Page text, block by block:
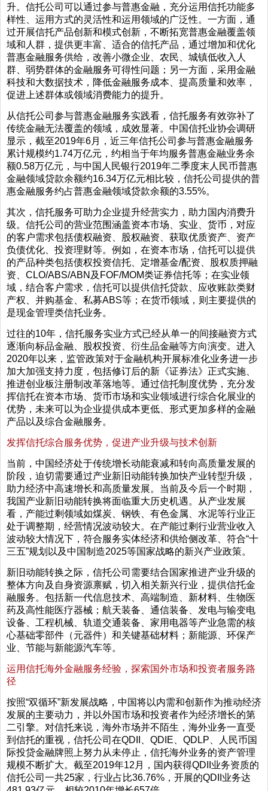
升。信托公司可以通过参与普惠金融，充分运用信托功能多
样性、运用方式的灵活性和运用领域的广泛性。一方面，通
过开展信托产品创新和模式创新，不断拓宽普惠金融覆盖领
域和人群，提供更丰富、适合的信托产品，通过增加和优化
普惠金融服务供给，改善小微企业、农民、城镇低收入人
群、弱势群体的金融服务可得性问题；另一方面，采用金融
科技和大数据技术，降低金融服务成本、提高质量和效率，
促进上述群体或领域消费能力的提升。
从信托公司参与普惠金融服务实践看，信托服务有效弥补了
传统金融无法覆盖的领域，成效显著。中国信托业协会调研
显示，截至2019年6月，近三年信托公司参与普惠金融服务
累计规模约1.74万亿元，约相当于年均服务普惠金融业务余
额0.58万亿元，与中国人民银行2019年二季度末人民币普惠
金融领域贷款余额约16.34万亿元相比较，信托公司提供的普
惠金融服务约占普惠金融领域贷款余额的3.55%。
其次，信托服务可助力企业提升经营实力，助力国内消费升
级。信托公司的营业范围涵盖资本市场、实业、货币，对应
的客户需求包括债权融资、股权融资、获取优质资产、资产
负债优化、投资理财等。例如，在资本市场，信托可以提供
的产品种类包括债权投资信托、定增基金/配资、股权质押融
资、CLO/ABS/ABN及FOF/MOM类证券信托等；在实业领
域，结合客户需求，信托可以提供信托贷款、应收账款类财
产权、并购基金、私募ABS等；在货币领域，则主要提供的
是现金管理类信托业务。
过往的10年，信托服务实业方式已经从单一的间接融资方式
逐渐向标品金融、股权投资、衍生品金融等方向演变。进入
2020年以来，监管政策对于金融机构开展标准化业务进一步
加大加强支持力度，包括修订后的新《证券法》正式实施、
推进创业板注册制改革落地等。通过信托制度优势，充分发
挥信托在资本市场、货币市场和实业领域进行综合化展业的
优势，未来可以为企业提供成本更低、形式更加多样的金融
产品以及综合金融服务。
发挥信托综合服务优势，促进产业升级与技术创新
当前，中国经济处于传统增长动能衰减和转向高质量发展的
阶段，迫切需要通过产业新旧动能转换加快产业转型升级，
助力经济中高速增长和高质量发展。当前及今后一个时期，
我国产业新旧动能转换将面临重大历史机遇。从产业发展
看，产能过剩领域如煤炭、钢铁、有色金属、水泥等行业正
处于调整期，经营情况波动较大。在产能过剩行业营业收入
波动较大情况下，符合服务实体经济和供给侧改革、符合“十
三五”规划以及中国制造2025等国家战略的新兴产业政策。
新旧动能转换之际，信托公司需要结合国家推进产业升级的
整体方向及自身资源禀赋，切入相关新兴行业，提供信托金
融服务。包括新一代信息技术、高端制造、新材料、生物医
药及高性能医疗器械；航天装备、通信装备、发电与输变电
设备、工程机械、轨道交通装备、家用电器等产业急需的核
心基础零部件（元器件）和关键基础材料；新能源、环保产
业、节能与新能源汽车等。
运用信托海外金融服务经验，探索国外市场和投资者服务路
径
按照“双循环”新发展战略，中国将以内需和创新作为推动经济
发展的主要动力，并以外国市场和投资者作为经济增长的第
二引擎。对信托来说，海外市场并不陌生，海外业务一直受
到信托的重视，信托公司在QDII、QDIE、QDLP、人民币国
际投贷金融牌照上努力从未停止，信托海外业务的资产管理
规模不断扩大。截至2019年12月，国内获得QDII业务资质的
信托公司一共25家，行业占比36.76%，开展的QDII业务达